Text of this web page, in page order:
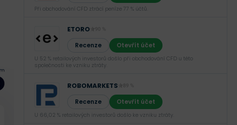
Při obchodování CFD ztrácí peníze 77 % účtů.
ETORO
Recenze Otevřít účet
U 52 % retailových investorů došlo při obchodování CFD u této
společnosti ke vzniku ztráty.
ROBOMARKETS
Recenze Otevřít účet
U 66,02 % retailových investorů došlo ke vzniku ztráty.